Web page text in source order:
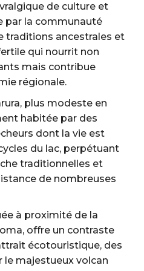
de culture et
par la communauté
traditions ancestrales et
qui nourrit non
mais contribue
régionale.
plus modeste en
habitée par des
dont la vie est
du lac, perpétuant
traditionnelles et
de nombreuses
à proximité de la
offre un contraste
écotouristique, des
le majestueux volcan